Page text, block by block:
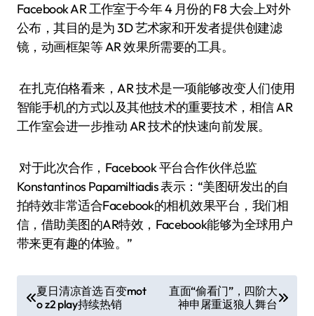
Facebook AR 工作室于今年 4 月份的 F8 大会上对外
公布，其目的是为 3D 艺术家和开发者提供创建滤
镜，动画框架等 AR 效果所需要的工具。
在扎克伯格看来，AR 技术是一项能够改变人们使用
智能手机的方式以及其他技术的重要技术，相信 AR
工作室会进一步推动 AR 技术的快速向前发展。
对于此次合作，Facebook 平台合作伙伴总监
Konstantinos Papamiltiadis 表示：“美图研发出的自
拍特效非常适合Facebook的相机效果平台，我们相
信，借助美图的AR特效，Facebook能够为全球用户
带来更有趣的体验。”
章
夏日清凉首选 百变mot
o z2 play持续热销
直面“偷看门”，四阶大
神申屠重返狼人舞台